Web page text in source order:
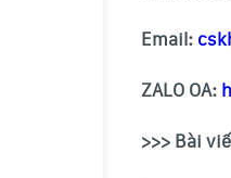
Email:
ZALO OA:
>>> Bài